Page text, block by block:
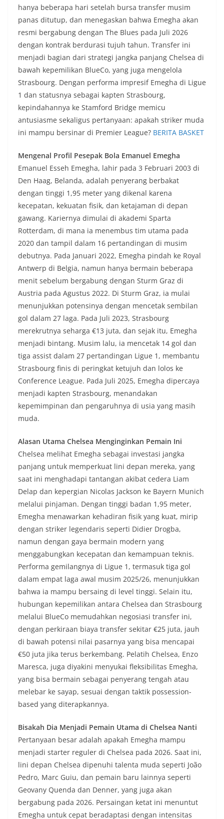
hanya beberapa hari setelah bursa transfer musim
panas ditutup, dan menegaskan bahwa Emegha akan
resmi bergabung dengan The Blues pada Juli 2026
dengan kontrak berdurasi tujuh tahun. Transfer ini
menjadi bagian dari strategi jangka panjang Chelsea di
bawah kepemilikan BlueCo, yang juga mengelola
Strasbourg. Dengan performa impresif Emegha di Ligue
1 dan statusnya sebagai kapten Strasbourg,
kepindahannya ke Stamford Bridge memicu
antusiasme sekaligus pertanyaan: apakah striker muda
ini mampu bersinar di Premier League? BERITA BASKET
Mengenal Profil Pesepak Bola Emanuel Emegha
Emanuel Esseh Emegha, lahir pada 3 Februari 2003 di
Den Haag, Belanda, adalah penyerang berbakat
dengan tinggi 1,95 meter yang dikenal karena
kecepatan, kekuatan fisik, dan ketajaman di depan
gawang. Kariernya dimulai di akademi Sparta
Rotterdam, di mana ia menembus tim utama pada
2020 dan tampil dalam 16 pertandingan di musim
debutnya. Pada Januari 2022, Emegha pindah ke Royal
Antwerp di Belgia, namun hanya bermain beberapa
menit sebelum bergabung dengan Sturm Graz di
Austria pada Agustus 2022. Di Sturm Graz, ia mulai
menunjukkan potensinya dengan mencetak sembilan
gol dalam 27 laga. Pada Juli 2023, Strasbourg
merekrutnya seharga €13 juta, dan sejak itu, Emegha
menjadi bintang. Musim lalu, ia mencetak 14 gol dan
tiga assist dalam 27 pertandingan Ligue 1, membantu
Strasbourg finis di peringkat ketujuh dan lolos ke
Conference League. Pada Juli 2025, Emegha dipercaya
menjadi kapten Strasbourg, menandakan
kepemimpinan dan pengaruhnya di usia yang masih
muda.
Alasan Utama Chelsea Menginginkan Pemain Ini
Chelsea melihat Emegha sebagai investasi jangka
panjang untuk memperkuat lini depan mereka, yang
saat ini menghadapi tantangan akibat cedera Liam
Delap dan kepergian Nicolas Jackson ke Bayern Munich
melalui pinjaman. Dengan tinggi badan 1,95 meter,
Emegha menawarkan kehadiran fisik yang kuat, mirip
dengan striker legendaris seperti Didier Drogba,
namun dengan gaya bermain modern yang
menggabungkan kecepatan dan kemampuan teknis.
Performa gemilangnya di Ligue 1, termasuk tiga gol
dalam empat laga awal musim 2025/26, menunjukkan
bahwa ia mampu bersaing di level tinggi. Selain itu,
hubungan kepemilikan antara Chelsea dan Strasbourg
melalui BlueCo memudahkan negosiasi transfer ini,
dengan perkiraan biaya transfer sekitar €25 juta, jauh
di bawah potensi nilai pasarnya yang bisa mencapai
€50 juta jika terus berkembang. Pelatih Chelsea, Enzo
Maresca, juga diyakini menyukai fleksibilitas Emegha,
yang bisa bermain sebagai penyerang tengah atau
melebar ke sayap, sesuai dengan taktik possession-
based yang diterapkannya.
Bisakah Dia Menjadi Pemain Utama di Chelsea Nanti
Pertanyaan besar adalah apakah Emegha mampu
menjadi starter reguler di Chelsea pada 2026. Saat ini,
lini depan Chelsea dipenuhi talenta muda seperti João
Pedro, Marc Guiu, dan pemain baru lainnya seperti
Geovany Quenda dan Denner, yang juga akan
bergabung pada 2026. Persaingan ketat ini menuntut
Emegha untuk cepat beradaptasi dengan intensitas